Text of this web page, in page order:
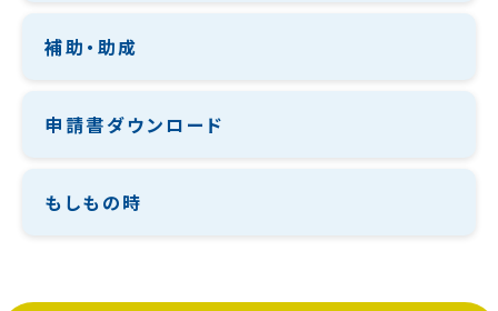
補助・助成
申請書ダウンロード
もしもの時